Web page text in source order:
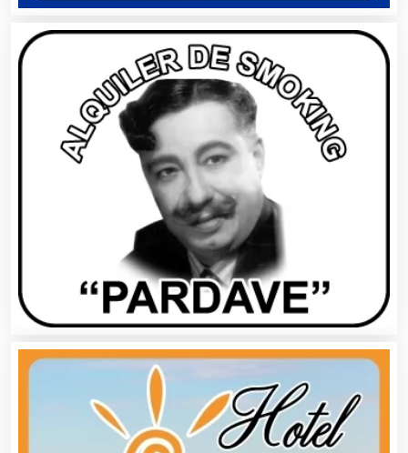
Asociaciones Civiles
Asociaciones Empresariales
Audio, Sonido e Iluminación
Audios para Eventos
Autobuses